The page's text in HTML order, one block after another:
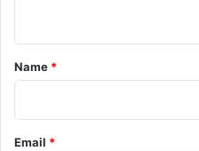
*
Name *
Email *